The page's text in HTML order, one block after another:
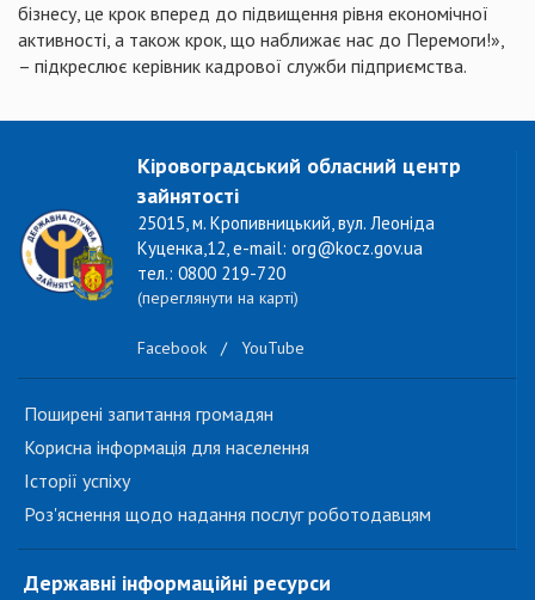
бізнесу, це крок вперед до підвищення рівня економічної
активності, а також крок, що наближає нас до Перемоги!»,
– підкреслює керівник кадрової служби підприємства.
Кіровоградський обласний центр
зайнятості
25015, м. Кропивницький, вул. Леоніда
Куценка,12, e-mail: org@kocz.gov.ua
тел.: 0800 219-720
(переглянути на карті)
Facebook / YouTube
Поширені запитання громадян
Корисна інформація для населення
Історії успіху
Роз'яснення щодо надання послуг роботодавцям
Державні інформаційні ресурси